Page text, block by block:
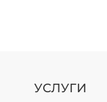
УСЛУГИ